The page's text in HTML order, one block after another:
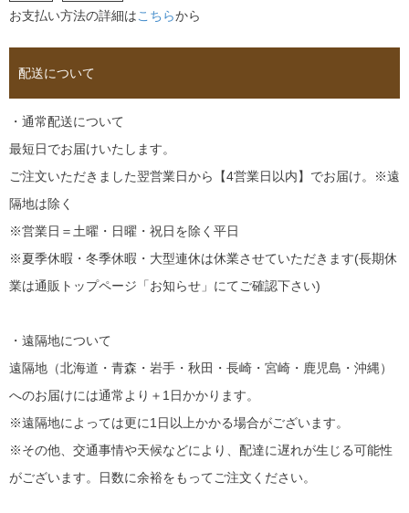
お支払い方法の詳細はこちらから
配送について
・通常配送について
最短日でお届けいたします。
ご注文いただきました翌営業日から【4営業日以内】でお届け。※遠
隔地は除く
※営業日＝土曜・日曜・祝日を除く平日
※夏季休暇・冬季休暇・大型連休は休業させていただきます(長期休
業は通販トップページ「お知らせ」にてご確認下さい)
・遠隔地について
遠隔地（北海道・青森・岩手・秋田・長崎・宮崎・鹿児島・沖縄）
へのお届けには通常より＋1日かかります。
※遠隔地によっては更に1日以上かかる場合がございます。
※その他、交通事情や天候などにより、配達に遅れが生じる可能性
がございます。日数に余裕をもってご注文ください。